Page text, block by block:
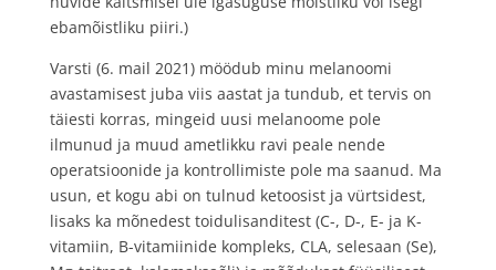
ebamõistliku piiri.)
Varsti (6. mail 2021) möödub minu melanoomi
avastamisest juba viis aastat ja tundub, et tervis on
täiesti korras, mingeid uusi melanoome pole
ilmunud ja muud ametlikku ravi peale nende
operatsioonide ja kontrollimiste pole ma saanud. Ma
usun, et kogu abi on tulnud ketoosist ja vürtsidest,
lisaks ka mõnedest toidulisanditest (C-, D-, E- ja K-
vitamiin, B-vitamiinide kompleks, CLA, selesaan (Se),